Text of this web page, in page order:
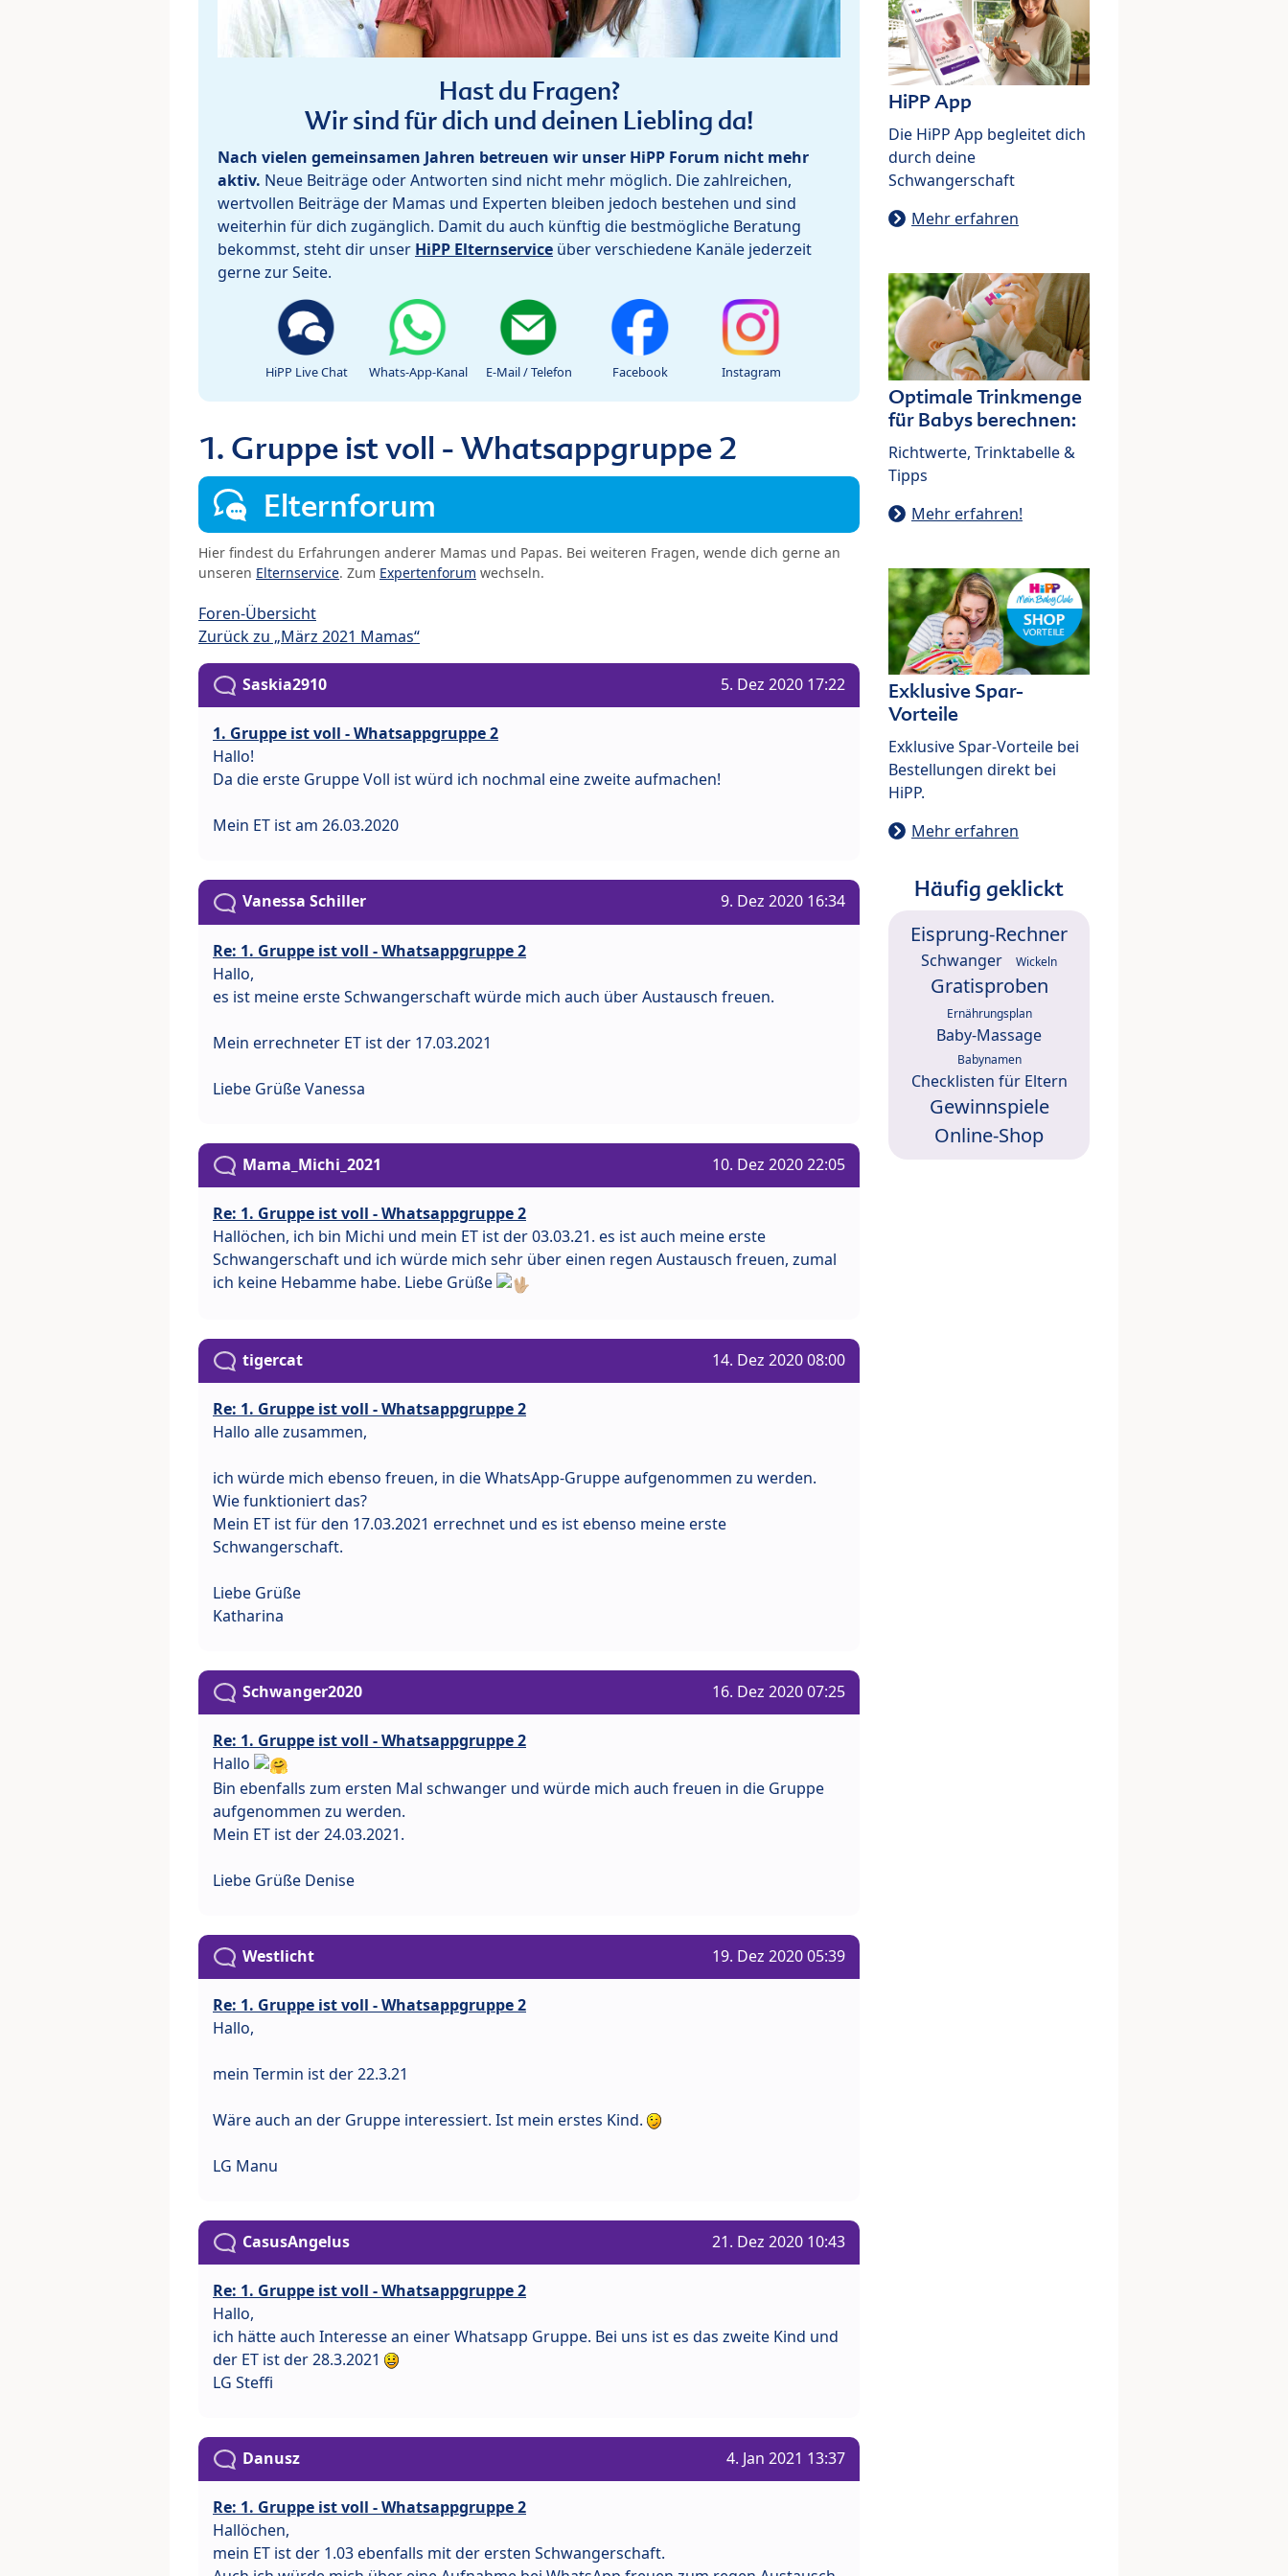
Hast du Fragen?
Wir sind für dich und deinen Liebling da!
Nach vielen gemeinsamen Jahren betreuen wir unser HiPP Forum nicht mehr
aktiv. Neue Beiträge oder Antworten sind nicht mehr möglich. Die zahlreichen,
wertvollen Beiträge der Mamas und Experten bleiben jedoch bestehen und sind
weiterhin für dich zugänglich. Damit du auch künftig die bestmögliche Beratung
bekommst, steht dir unser HiPP Elternservice über verschiedene Kanäle jederzeit
gerne zur Seite.
HiPP Live Chat Whats-App-Kanal E-Mail / Telefon Facebook Instagram
1. Gruppe ist voll - Whatsappgruppe 2
Elternforum
Hier findest du Erfahrungen anderer Mamas und Papas. Bei weiteren Fragen, wende dich gerne an
unseren Elternservice. Zum Expertenforum wechseln.
Foren-Übersicht
Zurück zu „März 2021 Mamas“
Saskia2910 5. Dez 2020 17:22
1. Gruppe ist voll - Whatsappgruppe 2
Hallo!
Da die erste Gruppe Voll ist würd ich nochmal eine zweite aufmachen!
Mein ET ist am 26.03.2020
Vanessa Schiller 9. Dez 2020 16:34
Re: 1. Gruppe ist voll - Whatsappgruppe 2
Hallo,
es ist meine erste Schwangerschaft würde mich auch über Austausch freuen.
Mein errechneter ET ist der 17.03.2021
Liebe Grüße Vanessa
Mama_Michi_2021 10. Dez 2020 22:05
Re: 1. Gruppe ist voll - Whatsappgruppe 2
Hallöchen, ich bin Michi und mein ET ist der 03.03.21. es ist auch meine erste
Schwangerschaft und ich würde mich sehr über einen regen Austausch freuen, zumal
ich keine Hebamme habe. Liebe Grüße
tigercat 14. Dez 2020 08:00
Re: 1. Gruppe ist voll - Whatsappgruppe 2
Hallo alle zusammen,
ich würde mich ebenso freuen, in die WhatsApp-Gruppe aufgenommen zu werden.
Wie funktioniert das?
Mein ET ist für den 17.03.2021 errechnet und es ist ebenso meine erste
Schwangerschaft.
Liebe Grüße
Katharina
Schwanger2020 16. Dez 2020 07:25
Re: 1. Gruppe ist voll - Whatsappgruppe 2
Hallo
Bin ebenfalls zum ersten Mal schwanger und würde mich auch freuen in die Gruppe
aufgenommen zu werden.
Mein ET ist der 24.03.2021.
Liebe Grüße Denise
Westlicht 19. Dez 2020 05:39
Re: 1. Gruppe ist voll - Whatsappgruppe 2
Hallo,
mein Termin ist der 22.3.21
Wäre auch an der Gruppe interessiert. Ist mein erstes Kind.
LG Manu
CasusAngelus 21. Dez 2020 10:43
Re: 1. Gruppe ist voll - Whatsappgruppe 2
Hallo,
ich hätte auch Interesse an einer Whatsapp Gruppe. Bei uns ist es das zweite Kind und
der ET ist der 28.3.2021
LG Steffi
Danusz 4. Jan 2021 13:37
Re: 1. Gruppe ist voll - Whatsappgruppe 2
Hallöchen,
mein ET ist der 1.03 ebenfalls mit der ersten Schwangerschaft.
HiPP App
Die HiPP App begleitet dich
durch deine
Schwangerschaft
Mehr erfahren
Optimale Trinkmenge
für Babys berechnen:
Richtwerte, Trinktabelle &
Tipps
Mehr erfahren!
Exklusive Spar-
Vorteile
Exklusive Spar-Vorteile bei
Bestellungen direkt bei
HiPP.
Mehr erfahren
Häufig geklickt
Eisprung-Rechner
Schwanger Wickeln
Gratisproben
Ernährungsplan
Baby-Massage
Babynamen
Checklisten für Eltern
Gewinnspiele
Online-Shop